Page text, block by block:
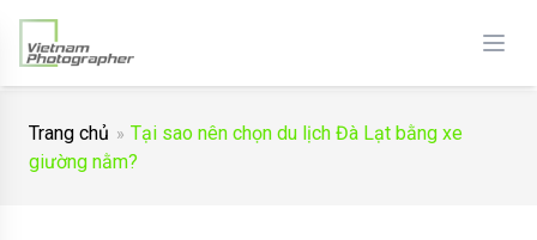
Trang chủ
Tại sao nên chọn du lịch Đà Lạt bằng xe
giường nằm?